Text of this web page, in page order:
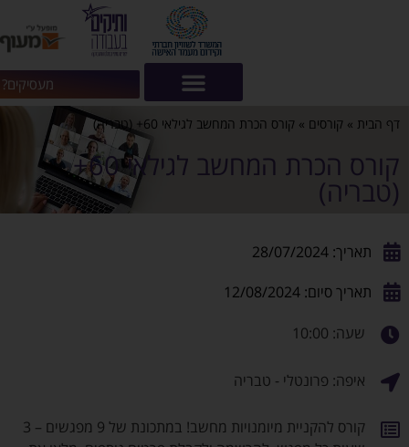
מעסיקים? לחצו פה!
»קורס הכרת המחשב לגילאי 60+ (טבריה)
קורס הכרת המחשב לגילאי 60+
2024
- טבריה
קורס להקניית מיומנויות מחשב! במתכונת של 9 מפגשים – 3